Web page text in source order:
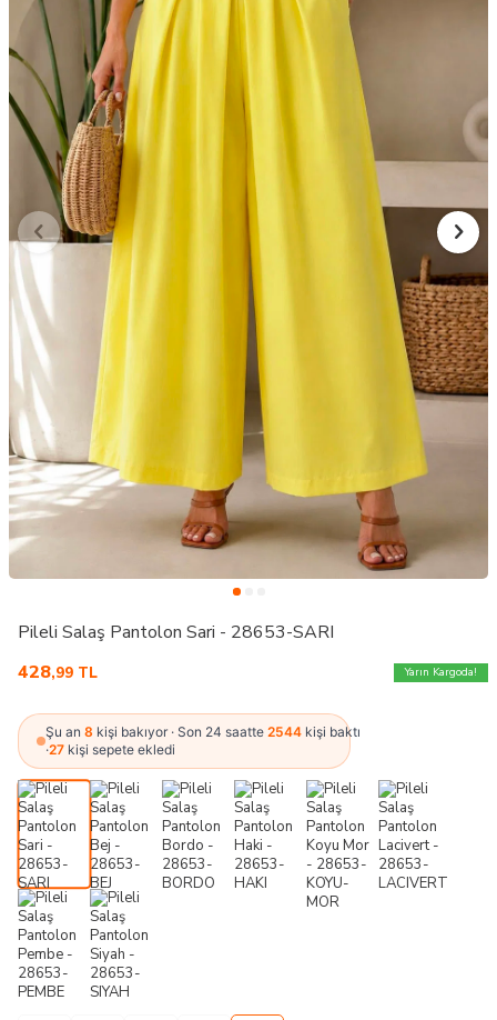
Pileli Salaş Pantolon Sari - 28653-SARI
428,99 TL Yarın Kargoda!
Şu an 8 kişi bakıyor · Son 24 saatte 2544 kişi baktı
·27 kişi sepete ekledi